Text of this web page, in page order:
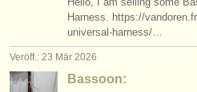
Harness. https://
universal-harness/…
Veröff.: 23 Mär 2026
Bassoon: